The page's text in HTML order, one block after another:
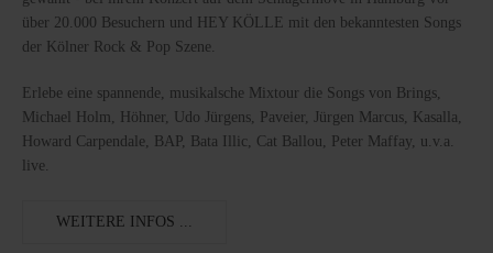
über 20.000 Besuchern und HEY KÖLLE mit den bekanntesten Songs
der Kölner Rock & Pop Szene.
Erlebe eine spannende, musikalsche Mixtour die Songs von Brings,
Michael Holm, Höhner, Udo Jürgens, Paveier, Jürgen Marcus, Kasalla,
Howard Carpendale, BAP, Bata Illic, Cat Ballou, Peter Maffay, u.v.a.
live.
WEITERE INFOS ...